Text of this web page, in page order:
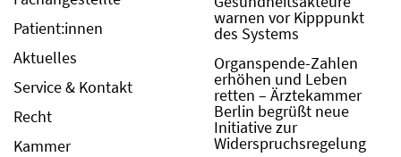
Patient:innen
Aktuelles
Service & Kontakt
Recht
Kammer
warnen vor Kipppunkt
des Systems
Organspende-Zahlen
erhöhen und Leben
retten – Ärztekammer
Berlin begrüßt neue
Initiative zur
Widerspruchsregelung